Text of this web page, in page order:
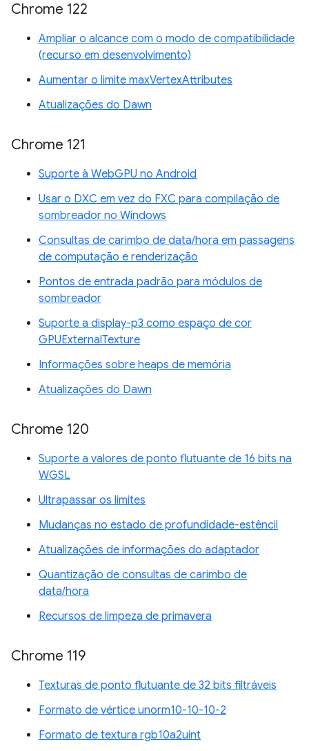
Chrome 122
Ampliar o alcance com o modo de compatibilidade
(recurso em desenvolvimento)
Aumentar o limite maxVertexAttributes
Atualizações do Dawn
Chrome 121
Suporte à WebGPU no Android
Usar o DXC em vez do FXC para compilação de
sombreador no Windows
Consultas de carimbo de data/hora em passagens
de computação e renderização
Pontos de entrada padrão para módulos de
sombreador
Suporte a display-p3 como espaço de cor
GPUExternalTexture
Informações sobre heaps de memória
Atualizações do Dawn
Chrome 120
Suporte a valores de ponto flutuante de 16 bits na
WGSL
Ultrapassar os limites
Mudanças no estado de profundidade-estêncil
Atualizações de informações do adaptador
Quantização de consultas de carimbo de
data/hora
Recursos de limpeza de primavera
Chrome 119
Texturas de ponto flutuante de 32 bits filtráveis
Formato de vértice unorm10-10-10-2
Formato de textura rgb10a2uint